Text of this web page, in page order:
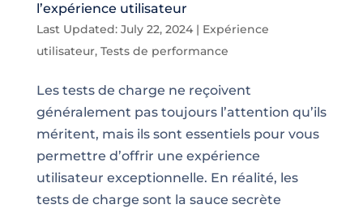
l’expérience utilisateur
Last Updated: July 22, 2024| Expérience
utilisateur, Tests de performance
Les tests de charge ne reçoivent
généralement pas toujours l’attention qu’ils
méritent, mais ils sont essentiels pour vous
permettre d’offrir une expérience
utilisateur exceptionnelle. En réalité, les
tests de charge sont la sauce secrète